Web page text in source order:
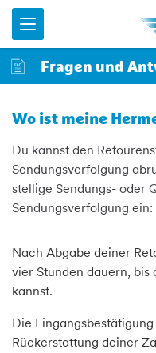
Menü
Fragen und
Wo ist meine
Du kannst den
Sendungsverfolgung
stellige Sendungs- oder
Sendungsverfolgung ein:
Nach Abgabe deiner
vier Stunden dauern, bis
kannst.
Die
Rückerstattung deiner